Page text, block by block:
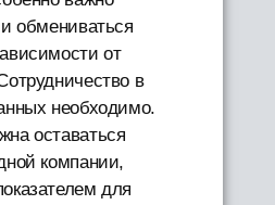
обмениваться
от
в
необходимо.
оставаться
компании,
для